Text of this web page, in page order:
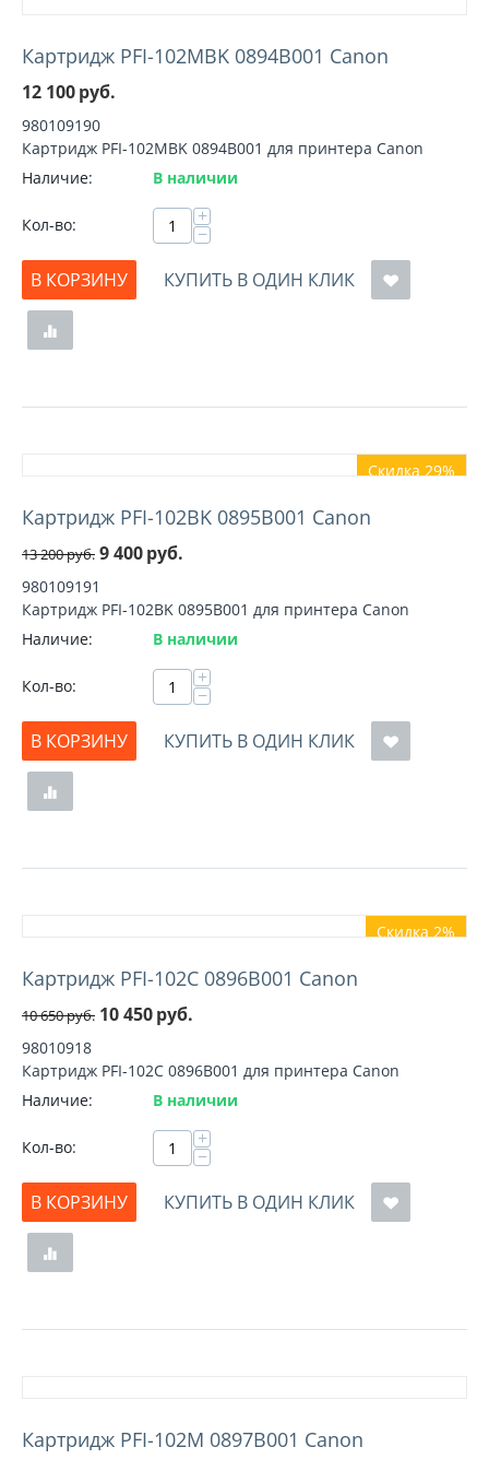
Картридж PFI-102MBK 0894B001 Canon
12 100руб.
980109190
Картридж PFI-102MBK 0894B001 для принтера Canon
Наличие:
В наличии
Кол-во: +
−
В КОРЗИНУ
КУПИТЬ В ОДИН КЛИК
Скидка 29%
Картридж PFI-102BK 0895B001 Canon
13 200руб. 9 400руб.
980109191
Картридж PFI-102BK 0895B001 для принтера Canon
Наличие:
В наличии
Кол-во: +
−
В КОРЗИНУ
КУПИТЬ В ОДИН КЛИК
Скидка 2%
Картридж PFI-102C 0896B001 Canon
10 650руб. 10 450руб.
98010918
Картридж PFI-102C 0896B001 для принтера Canon
Наличие:
В наличии
Кол-во: +
−
В КОРЗИНУ
КУПИТЬ В ОДИН КЛИК
Картридж PFI-102M 0897B001 Canon